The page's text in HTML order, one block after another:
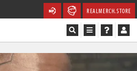
REALMERCH.STORE